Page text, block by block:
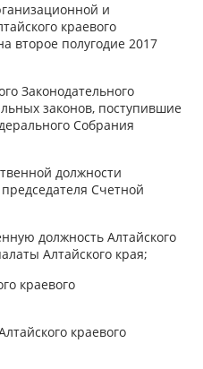
и
краевого
второе полугодие 2017
Законодательного
законов, поступившие
Собрания
должности
Счетной
должность Алтайского
Алтайского края;
краевого
краевого